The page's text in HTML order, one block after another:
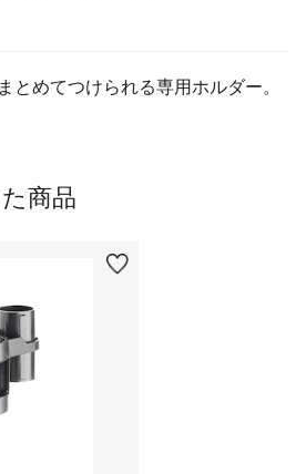
とめてつけられる専用ホルダー。
商品